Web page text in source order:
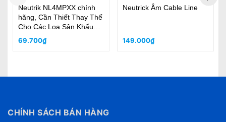
NEUTRIK NAC3FCB -
Power out
246.840.000₫
NEUTRIK NAC3FCA
241.000₫
CHÍNH SÁCH BÁN HÀNG